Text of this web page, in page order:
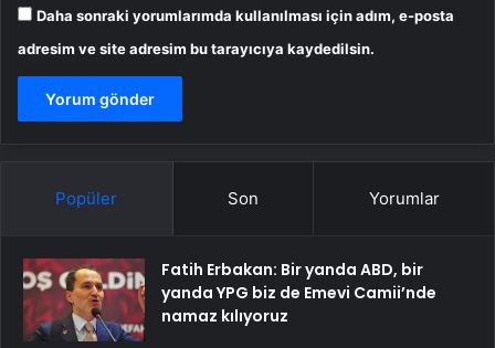
Daha sonraki yorumlarımda kullanılması için adım, e-posta
adresim ve site adresim bu tarayıcıya kaydedilsin.
Popüler Son Yorumlar
Fatih Erbakan: Bir yanda ABD, bir
yanda YPG biz de Emevi Camii’nde
namaz kılıyoruz